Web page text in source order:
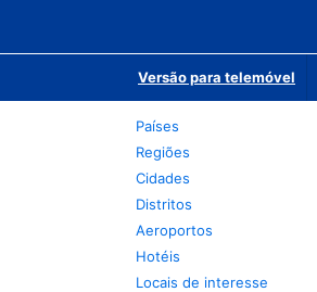
Versão para telemóvel
Países
Regiões
Cidades
Distritos
Aeroportos
Hotéis
Locais de interesse